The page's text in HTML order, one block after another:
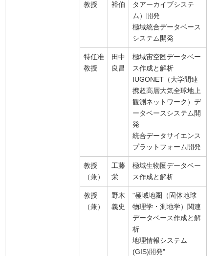
教授
裕伯
タアーカイブシステ
ム）開発
極域統合データベース
システム開発
特任准
教授
田中
良昌
極域宙空圏データベー
ス作成と解析
IUGONET（大学間連
携超高層大気全球地上
観測ネットワーク）デ
ータベースシステム開
発
統合データサイエンス
プラットフォーム開発
教授
（兼）
工藤
栄
極域生物圏データベー
ス作成と解析
教授
（兼）
野木
義史
"極域地圏（固体地球
物理学・測地学）関連
データベース作成と解
析
地理情報システム
(GIS)開発"